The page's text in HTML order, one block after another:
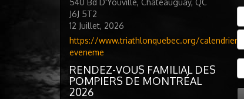
540 Bd D'Youville, Châteauguay, QC
J6J 5T2
12 Juillet, 2026
https://www.triathlonquebec.org/calendrier-
eveneme
RENDEZ-VOUS FAMILIAL DES
POMPIERS DE MONTRÉAL
2026